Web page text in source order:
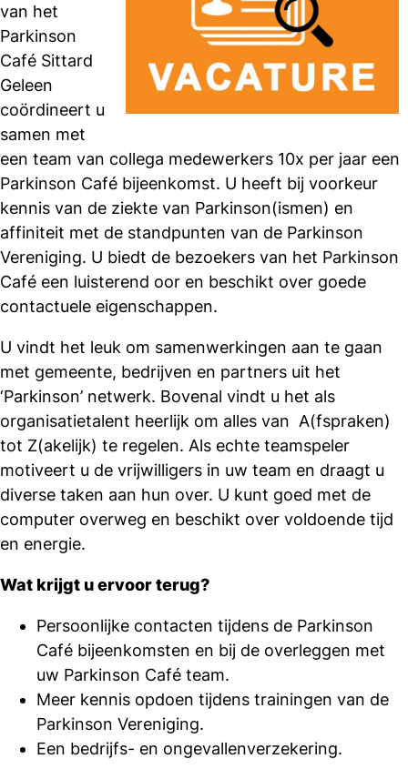
van het
Parkinson
Café Sittard
Geleen
coördineert u
samen met
een team van collega medewerkers 10x per jaar een
Parkinson Café bijeenkomst. U heeft bij voorkeur
kennis van de ziekte van Parkinson(ismen) en
affiniteit met de standpunten van de Parkinson
Vereniging. U biedt de bezoekers van het Parkinson
Café een luisterend oor en beschikt over goede
contactuele eigenschappen.
U vindt het leuk om samenwerkingen aan te gaan
met gemeente, bedrijven en partners uit het
‘Parkinson’ netwerk. Bovenal vindt u het als
organisatietalent heerlijk om alles van A(fspraken)
tot Z(akelijk) te regelen. Als echte teamspeler
motiveert u de vrijwilligers in uw team en draagt u
diverse taken aan hun over. U kunt goed met de
computer overweg en beschikt over voldoende tijd
en energie.
Wat krijgt u ervoor terug?
Persoonlijke contacten tijdens de Parkinson
Café bijeenkomsten en bij de overleggen met
uw Parkinson Café team.
Meer kennis opdoen tijdens trainingen van de
Parkinson Vereniging.
Een bedrijfs- en ongevallenverzekering.